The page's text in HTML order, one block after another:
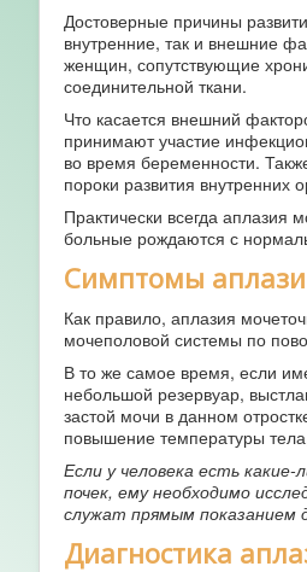
Достоверные причины
внутренние, так и внешние
женщин, сопутствующие
соединительной ткани.
Что касается внешний
принимают участие
во время беременности.
пороки развития
Практически всегда аплазия
больные рождаются с
Симптомы
Как правило, аплазия
мочеполовой системы по
В то же самое время, если
небольшой резервуар,
застой мочи в данном
повышение температуры
Если у человека есть
почек, ему необходимо
служат прямым показанием
Диагностика